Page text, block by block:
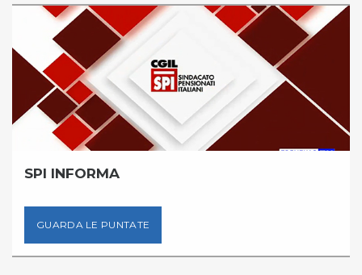
SPI INFORMA
GUARDA LE PUNTATE